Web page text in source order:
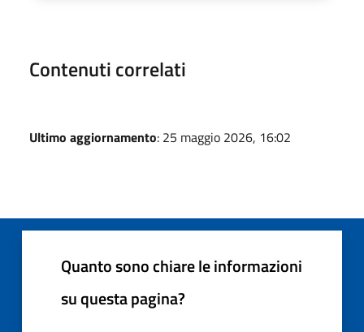
Contenuti correlati
Ultimo aggiornamento: 25 maggio 2026, 16:02
Quanto sono chiare le informazioni
su questa pagina?